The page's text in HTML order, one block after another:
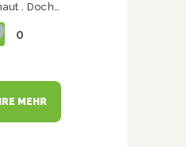
. Doch…
0
MEHR